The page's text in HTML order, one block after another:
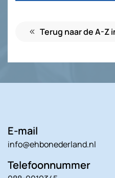
Terug naar de A-Z
E-mail
info@ehbonederland.nl
Telefoonnummer